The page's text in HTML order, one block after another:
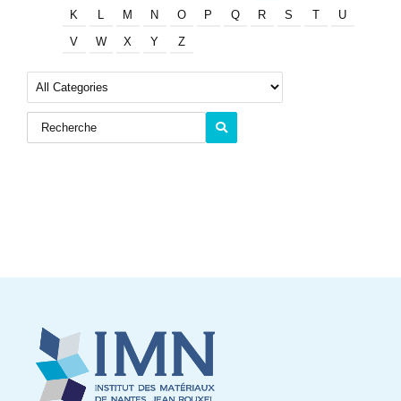
K
L M N O P Q R S T
U
V
W X Y Z